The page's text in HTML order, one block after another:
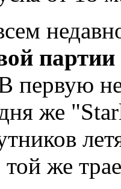
первую
же
же